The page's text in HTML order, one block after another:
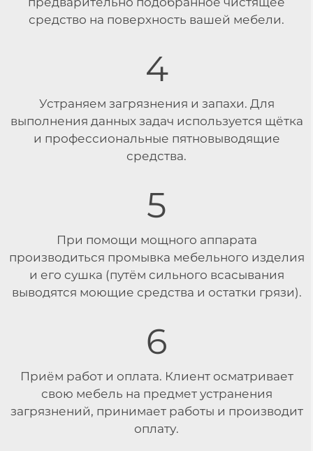
средство на поверхность вашей мебели.
4
Устраняем загрязнения и запахи. Для
выполнения данных задач используется щётка
и профессиональные пятновыводящие
средства.
5
При помощи мощного аппарата
производиться промывка мебельного изделия
и его сушка (путём сильного всасывания
выводятся моющие средства и остатки грязи).
6
Приём работ и оплата. Клиент осматривает
свою мебель на предмет устранения
загрязнений, принимает работы и производит
оплату.